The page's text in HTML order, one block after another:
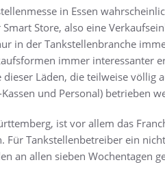
in Essen
Store, also eine
in der Tankstellenbranche
immer interessanter
Läden, die teilweise völlig
und Personal) betrieben
ist vor allem das
Für Tankstellenbetreiber ein
an allen sieben Wochentagen